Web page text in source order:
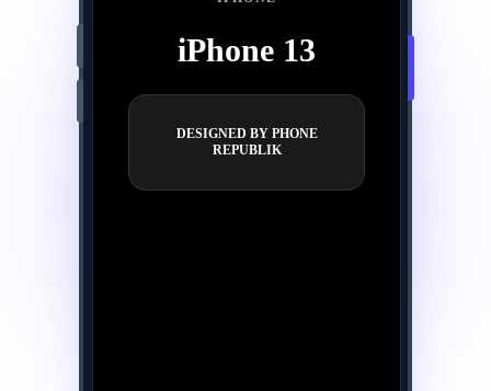
iPhone 13
DESIGNED BY PHONE
REPUBLIK